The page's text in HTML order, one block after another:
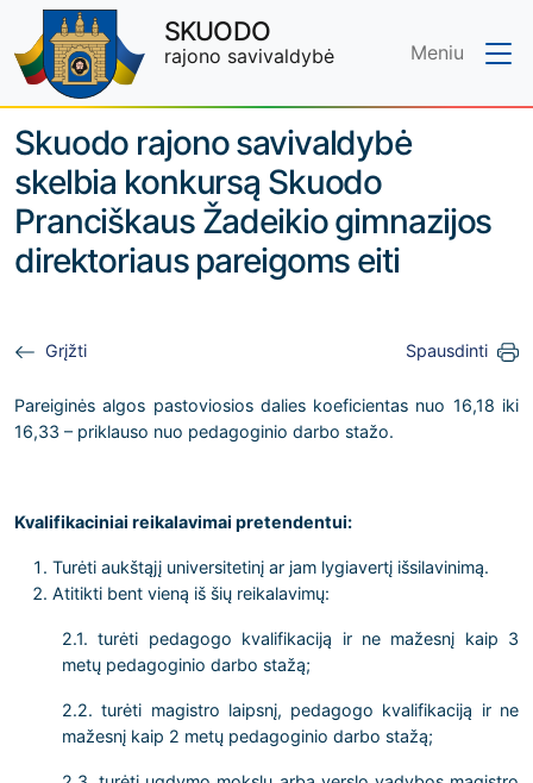
Skip to main content
SKUODO
rajono savivaldybė Meniu
Skuodo rajono savivaldybė
skelbia konkursą Skuodo
Pranciškaus Žadeikio gimnazijos
direktoriaus pareigoms eiti
Grįžti Spausdinti
Pareiginės algos pastoviosios dalies koeficientas nuo 16,18 iki
16,33 – priklauso nuo pedagoginio darbo stažo.
Kvalifikaciniai reikalavimai pretendentui:
Turėti aukštąjį universitetinį ar jam lygiavertį išsilavinimą.
Atitikti bent vieną iš šių reikalavimų:
2.1. turėti pedagogo kvalifikaciją ir ne mažesnį kaip 3
metų pedagoginio darbo stažą;
2.2. turėti magistro laipsnį, pedagogo kvalifikaciją ir ne
mažesnį kaip 2 metų pedagoginio darbo stažą;